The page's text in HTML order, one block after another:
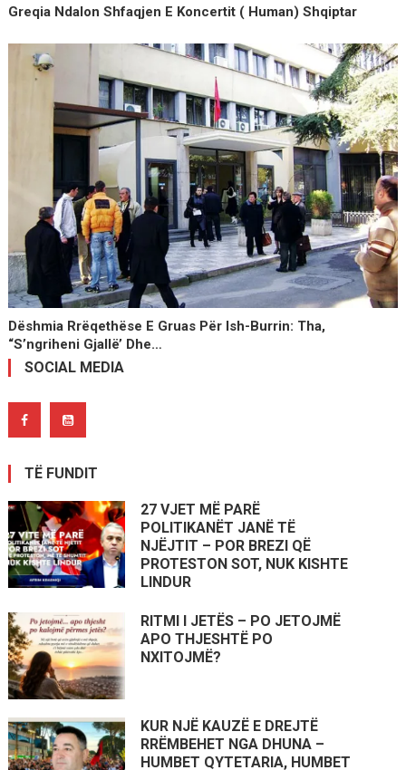
Greqia Ndalon Shfaqjen E Koncertit ( Human) Shqiptar
Dëshmia Rrëqethëse E Gruas Për Ish-Burrin: Tha,
“s’ngriheni Gjallë’ Dhe…
SOCIAL MEDIA
TË FUNDIT
27 VJET MË PARË
POLITIKANËT JANË TË
NJËJTIT – POR BREZI QË
PROTESTON SOT, NUK KISHTE
LINDUR
RITMI I JETËS – PO JETOJMË
APO THJESHTË PO
NXITOJMË?
KUR NJË KAUZË E DREJTË
RRËMBEHET NGA DHUNA –
HUMBET QYTETARIA, HUMBET